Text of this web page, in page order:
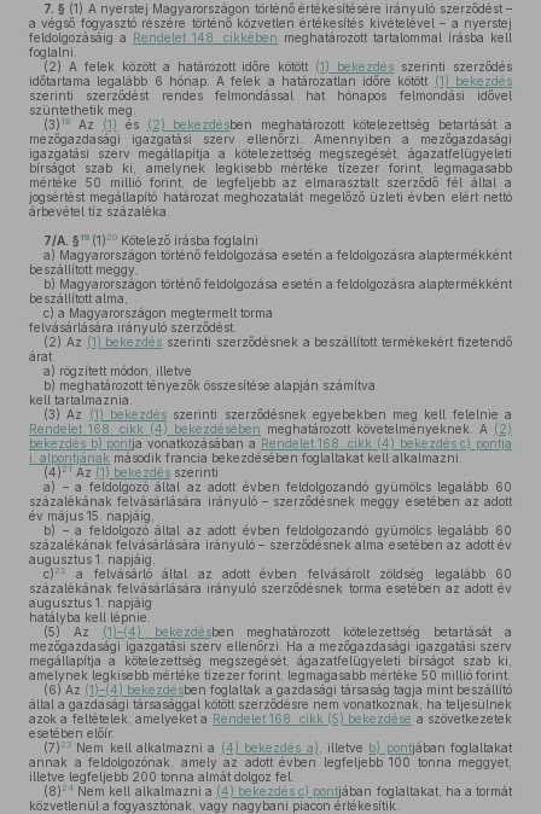
7. § (1) A nyerstej Magyarországon történő értékesítésére irányuló szerződést –
a végső fogyasztó részére történő közvetlen értékesítés kivételével – a nyerstej
feldolgozásáig a Rendelet 148. cikkében meghatározott tartalommal írásba kell
foglalni.
(2) A felek között a határozott időre kötött (1) bekezdés szerinti szerződés
időtartama legalább 6 hónap. A felek a határozatlan időre kötött (1) bekezdés
szerinti szerződést rendes felmondással hat hónapos felmondási idővel
szüntethetik meg.
(3) 18 Az (1) és (2) bekezdésben meghatározott kötelezettség betartását a
mezőgazdasági igazgatási szerv ellenőrzi. Amennyiben a mezőgazdasági
igazgatási szerv megállapítja a kötelezettség megszegését, ágazatfelügyeleti
bírságot szab ki, amelynek legkisebb mértéke tízezer forint, legmagasabb
mértéke 50 millió forint, de legfeljebb az elmarasztalt szerződő fél által a
jogsértést megállapító határozat meghozatalát megelőző üzleti évben elért nettó
árbevétel tíz százaléka.
7/A. § 19 (1) 20 Kötelező írásba foglalni
a) Magyarországon történő feldolgozása esetén a feldolgozásra alaptermékként
beszállított meggy,
b) Magyarországon történő feldolgozása esetén a feldolgozásra alaptermékként
beszállított alma,
c) a Magyarországon megtermelt torma
felvásárlására irányuló szerződést.
(2) Az (1) bekezdés szerinti szerződésnek a beszállított termékekért fizetendő
árat
a) rögzített módon, illetve
b) meghatározott tényezők összesítése alapján számítva
kell tartalmaznia.
(3) Az (1) bekezdésszerinti szerződésnek egyebekben meg kell felelnie a
Rendelet 168. cikk (4) bekezdésében meghatározott követelményeknek. A (2)
bekezdés b) pontja vonatkozásában a Rendelet 168. cikk (4) bekezdés c) pontja
i. alpontjának második francia bekezdésében foglaltakat kell alkalmazni.
(4) 21 Az (1) bekezdés szerinti
a) – a feldolgozó által az adott évben feldolgozandó gyümölcs legalább 60
százalékának felvásárlására irányuló – szerződésnek meggy esetében az adott
év május 15. napjáig,
b) – a feldolgozó által az adott évben feldolgozandó gyümölcs legalább 60
százalékának felvásárlására irányuló – szerződésnek alma esetében az adott év
augusztus 1. napjáig,
c) 22
a felvásárló által az adott évben felvásárolt zöldség legalább 60
százalékának felvásárlására irányuló szerződésnek torma esetében az adott év
augusztus 1. napjáig
hatályba kell lépnie.
(5) Az (1)–(4) bekezdésben meghatározott kötelezettség betartását a
mezőgazdasági igazgatási szerv ellenőrzi. Ha a mezőgazdasági igazgatási szerv
megállapítja a kötelezettség megszegését, ágazatfelügyeleti bírságot szab ki,
amelynek legkisebb mértéke tízezer forint, legmagasabb mértéke 50 millió forint.
(6) Az (1)–(4) bekezdésben foglaltak a gazdasági társaság tagja mint beszállító
által a gazdasági társasággal kötött szerződésre nem vonatkoznak, ha teljesülnek
azok a feltételek, amelyeket a Rendelet 168. cikk (5) bekezdése a szövetkezetek
esetében előír.
(7) 23 Nem kell alkalmazni a (4) bekezdés a) , illetve b) pontjában foglaltakat
annak a feldolgozónak, amely az adott évben legfeljebb 100 tonna meggyet,
illetve legfeljebb 200 tonna almát dolgoz fel.
(8) 24 Nem kell alkalmazni a (4) bekezdés c) pontjában foglaltakat, ha a tormát
közvetlenül a fogyasztónak, vagy nagybani piacon értékesítik.